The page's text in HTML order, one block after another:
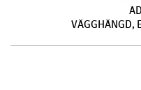
VÄGGHÄNGD,